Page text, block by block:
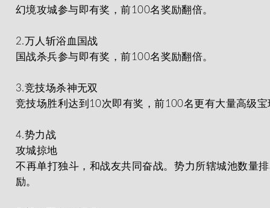
幻境攻城参与即有奖，前100名奖励翻倍。
2.万人斩浴血国战
国战杀兵参与即有奖，前100名奖励翻倍。
3.竞技场杀神无双
竞技场胜利达到10次即有奖，前100名更有大量高级宝
4.势力战
攻城掠地
不再单打独斗，和战友共同奋战。势力所辖城池数量
励。